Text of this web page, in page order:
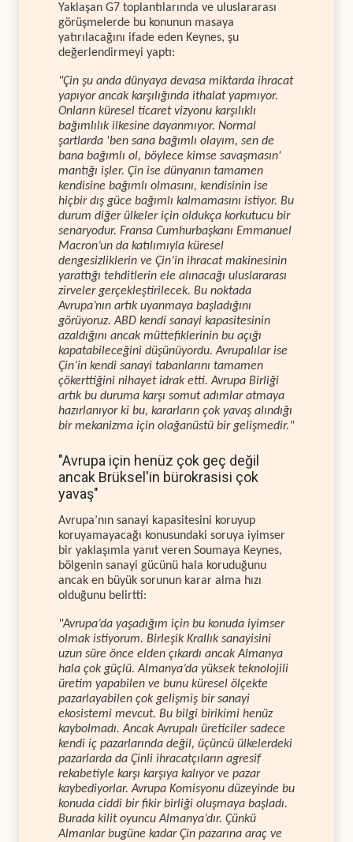
Yaklaşan G7 toplantılarında ve uluslararası
görüşmelerde bu konunun masaya
yatırılacağını ifade eden Keynes, şu
değerlendirmeyi yaptı:
"Çin şu anda dünyaya devasa miktarda ihracat
yapıyor ancak karşılığında ithalat yapmıyor.
Onların küresel ticaret vizyonu karşılıklı
bağımlılık ilkesine dayanmıyor. Normal
şartlarda 'ben sana bağımlı olayım, sen de
bana bağımlı ol, böylece kimse savaşmasın'
mantığı işler. Çin ise dünyanın tamamen
kendisine bağımlı olmasını, kendisinin ise
hiçbir dış güce bağımlı kalmamasını istiyor. Bu
durum diğer ülkeler için oldukça korkutucu bir
senaryodur. Fransa Cumhurbaşkanı Emmanuel
Macron’un da katılımıyla küresel
dengesizliklerin ve Çin’in ihracat makinesinin
yarattığı tehditlerin ele alınacağı uluslararası
zirveler gerçekleştirilecek. Bu noktada
Avrupa’nın artık uyanmaya başladığını
görüyoruz. ABD kendi sanayi kapasitesinin
azaldığını ancak müttefiklerinin bu açığı
kapatabileceğini düşünüyordu. Avrupalılar ise
Çin’in kendi sanayi tabanlarını tamamen
çökerttiğini nihayet idrak etti. Avrupa Birliği
artık bu duruma karşı somut adımlar atmaya
hazırlanıyor ki bu, kararların çok yavaş alındığı
bir mekanizma için olağanüstü bir gelişmedir."
"Avrupa için henüz çok geç değil
ancak Brüksel'in bürokrasisi çok
yavaş"
Avrupa’nın sanayi kapasitesini koruyup
koruyamayacağı konusundaki soruya iyimser
bir yaklaşımla yanıt veren Soumaya Keynes,
bölgenin sanayi gücünü hala koruduğunu
ancak en büyük sorunun karar alma hızı
olduğunu belirtti:
"Avrupa’da yaşadığım için bu konuda iyimser
olmak istiyorum. Birleşik Krallık sanayisini
uzun süre önce elden çıkardı ancak Almanya
hala çok güçlü. Almanya’da yüksek teknolojili
üretim yapabilen ve bunu küresel ölçekte
pazarlayabilen çok gelişmiş bir sanayi
ekosistemi mevcut. Bu bilgi birikimi henüz
kaybolmadı. Ancak Avrupalı üreticiler sadece
kendi iç pazarlarında değil, üçüncü ülkelerdeki
pazarlarda da Çinli ihracatçıların agresif
rekabetiyle karşı karşıya kalıyor ve pazar
kaybediyorlar. Avrupa Komisyonu düzeyinde bu
konuda ciddi bir fikir birliği oluşmaya başladı.
Burada kilit oyuncu Almanya’dır. Çünkü
Almanlar bugüne kadar Çin pazarına araç ve